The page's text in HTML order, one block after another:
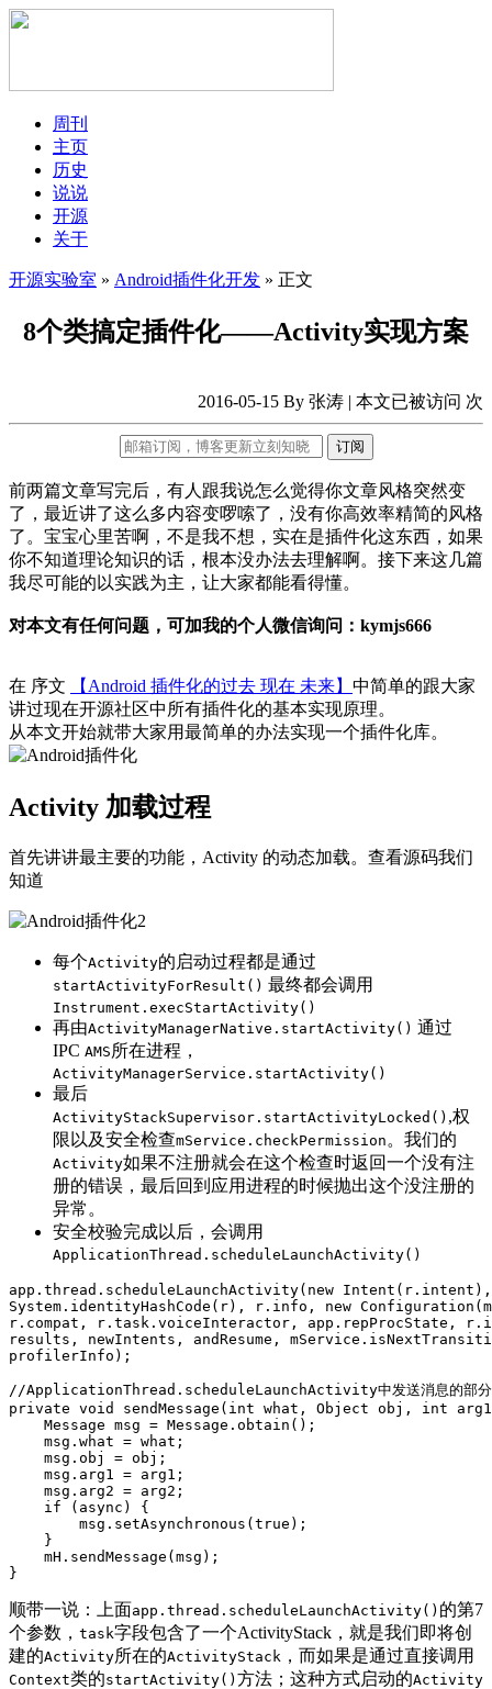
周刊
主页
历史
说说
开源
关于
开源实验室 » Android插件化开发 » 正文
8个类搞定插件化——Activity实现方案
2016-05-15 By 张涛 | 本文已被访问 次
订阅
前两篇文章写完后，有人跟我说怎么觉得你文章风格突然变
了，最近讲了这么多内容变啰嗦了，没有你高效率精简的风格
了。宝宝心里苦啊，不是我不想，实在是插件化这东西，如果
你不知道理论知识的话，根本没办法去理解啊。接下来这几篇
我尽可能的以实践为主，让大家都能看得懂。
对本文有任何问题，可加我的个人微信询问：kymjs666
在 序文 【Android 插件化的过去 现在 未来】 中简单的跟大家
讲过现在开源社区中所有插件化的基本实现原理。
从本文开始就带大家用最简单的办法实现一个插件化库。
Activity 加载过程
首先讲讲最主要的功能，Activity 的动态加载。查看源码我们
知道
每个Activity的启动过程都是通过
startActivityForResult() 最终都会调用
Instrument.execStartActivity()
再由ActivityManagerNative.startActivity() 通过
IPC AMS 所在进程，
ActivityManagerService.startActivity()
最后
ActivityStackSupervisor.startActivityLocked() ,权
限以及安全检查mService.checkPermission 。我们的
Activity如果不注册就会在这个检查时返回一个没有注
册的错误，最后回到应用进程的时候抛出这个没注册的
异常。
安全校验完成以后，会调用
ApplicationThread.scheduleLaunchActivity()
app . thread . scheduleLaunchActivity( new Intent ( r . intent ),
System . identityHashCode ( r), r . info , new Configuration (
r . compat , r . task . voiceInteractor , app . repProcState , r .
results , newIntents , andResume , mService .
profilerInfo );
//ApplicationThread.scheduleLaunchActivity中发送消息的部分（
private void sendMessage ( int what , Object obj , int
arg1
Message msg = Message . obtain ();
msg . what = what ;
msg . obj = obj ;
msg . arg1 = arg1 ;
msg . arg2 = arg2 ;
if
( async )
{
msg . setAsynchronous (true );
}
mH . sendMessage (msg );
}
顺带一说：上面app.thread.scheduleLaunchActivity() 的第7
个参数， task字段包含了一个ActivityStack，就是我们即将创
建的Activity所在的ActivityStack ，而如果是通过直接调用
Context类的startActivity() 方法；这种方式启动的Activity